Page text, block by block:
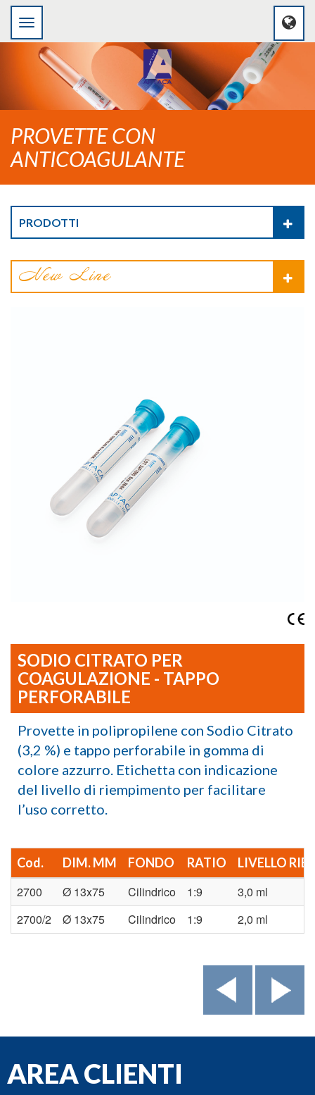
PROVETTE CON
ANTICOAGULANTE
PRODOTTI
SODIO CITRATO PER
COAGULAZIONE - TAPPO
PERFORABILE
Provette in polipropilene con Sodio Citrato
(3,2 %) e tappo perforabile in gomma di
colore azzurro. Etichetta con indicazione
del livello di riempimento per facilitare
l’uso corretto.
Cod. DIM. MM FONDO RATIO LIVELLO
2700 Ø 13x75 Cilindrico 1:9
3,0 ml
2700/2
Ø 13x75 Cilindrico 1:9 2,0 ml
AREA CLIENTI